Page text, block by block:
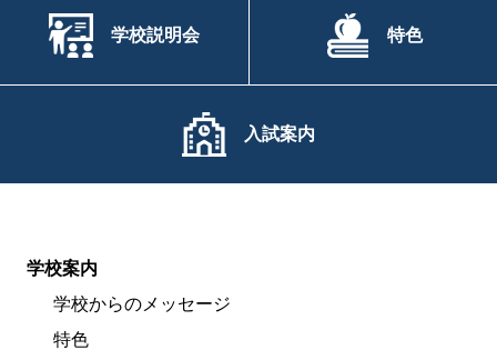
学校説明会 特色
入試案内
学校案内
学校からのメッセージ
特色